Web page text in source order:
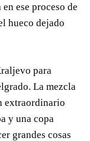
ese proceso de
hueco dejado
para
La mezcla
extraordinario
y una copa
grandes cosas